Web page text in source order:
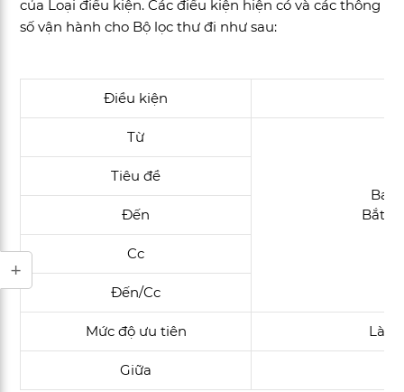
của Loại điều kiện. Các điều kiện hiện có và các thông
số vận hành cho Bộ lọc thư đi như sau:
Điều kiện
Từ
Bao
Bắt
Tiêu đề
Đến
Cc
Đến/Cc
Mức độ ưu tiên Là,
Giữa